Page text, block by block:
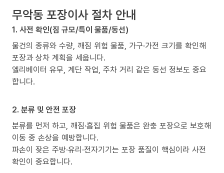
무악동 포장이사 절차 안내
1. 사전 확인(짐 규모/특이 물품/동선)
물건의 종류와 수량, 깨짐 위험 물품, 가구·가전 크기를 확인해
포장과 상차 계획을 세웁니다.
엘리베이터 유무, 계단 작업, 주차 거리 같은 동선 정보도 중요
합니다.
2. 분류 및 안전 포장
분류를 먼저 하고, 깨짐·흠집 위험 물품은 완충 포장으로 보호해
이동 중 손상을 예방합니다.
파손이 잦은 주방·유리·전자기기는 포장 품질이 핵심이라 사전
확인이 중요합니다.